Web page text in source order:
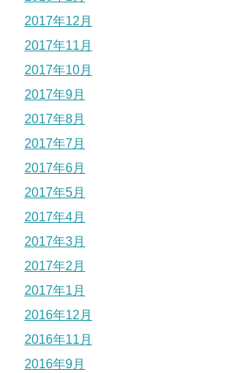
2017年12月
2017年11月
2017年10月
2017年9月
2017年8月
2017年7月
2017年6月
2017年5月
2017年4月
2017年3月
2017年2月
2017年1月
2016年12月
2016年11月
2016年9月